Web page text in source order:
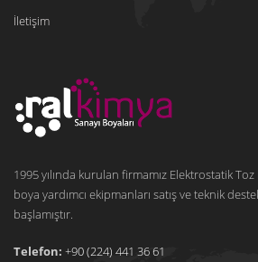
İletişim
1995 yılında kurulan firmamız Elektrostatik
boya yardımcı ekipmanları satış ve teknik
başlamıştır.
Telefon: +90 (224) 441 36 61